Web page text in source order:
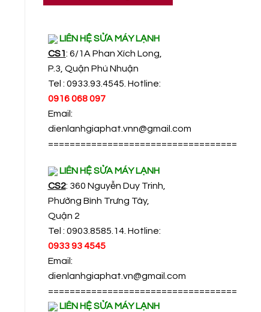
LIÊN HỆ SỬA MÁY LẠNH
CS1: 6/1A Phan Xích Long,
P.3, Quận Phú Nhuận
Tel : 0933.93.4545. Hotline:
0916 068 097
Email:
dienlanhgiaphat.vnn@gmail.com
===================================
LIÊN HỆ SỬA MÁY LẠNH
CS2: 360 Nguyễn Duy Trinh,
Phường Bình Trưng Tây,
Quận 2
Tel : 0903.8585.14. Hotline:
0933 93 4545
Email:
dienlanhgiaphat.vn@gmail.com
===================================
LIÊN HỆ SỬA MÁY LẠNH